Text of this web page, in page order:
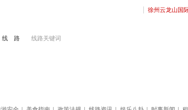
徐州云龙山国
线路关键词
线 路